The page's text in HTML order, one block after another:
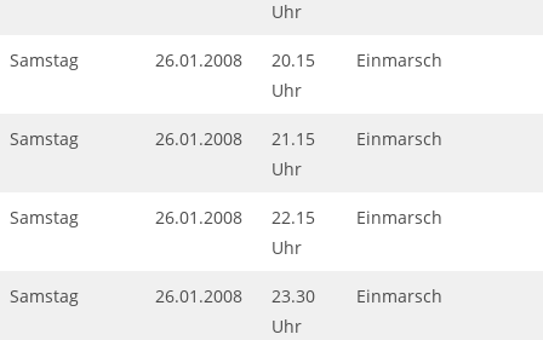
Uhr
Samstag 26.01.2008
20.15
Uhr
Einmarsch
Samstag 26.01.2008
21.15
Uhr
Einmarsch
Samstag 26.01.2008
22.15
Uhr
Einmarsch
Samstag 26.01.2008
23.30
Uhr
Einmarsch